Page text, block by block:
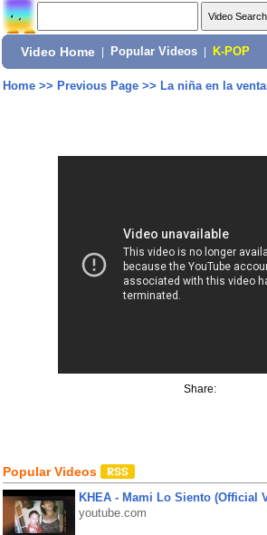
Video Home Popular Videos K-POP
Home>> Previous Page>> La niña en la
Share:
Popular Videos
KHEA - Mami Lo Siento (Official
youtube.com